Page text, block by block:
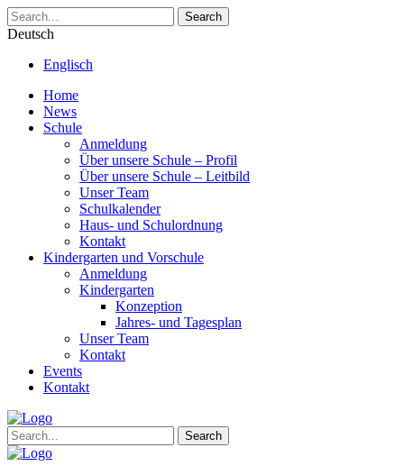
Search
Deutsch
Englisch
Home
News
Schule
Anmeldung
Über unsere Schule – Profil
Über unsere Schule – Leitbild
Unser Team
Schulkalender
Haus- und Schulordnung
Kontakt
Kindergarten und Vorschule
Anmeldung
Kindergarten
Konzeption
Jahres- und Tagesplan
Unser Team
Kontakt
Events
Kontakt
Search